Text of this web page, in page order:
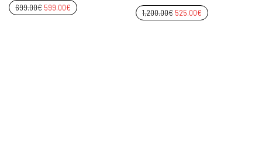
699.00€ 599.00€
1,200.00€ 525.00€